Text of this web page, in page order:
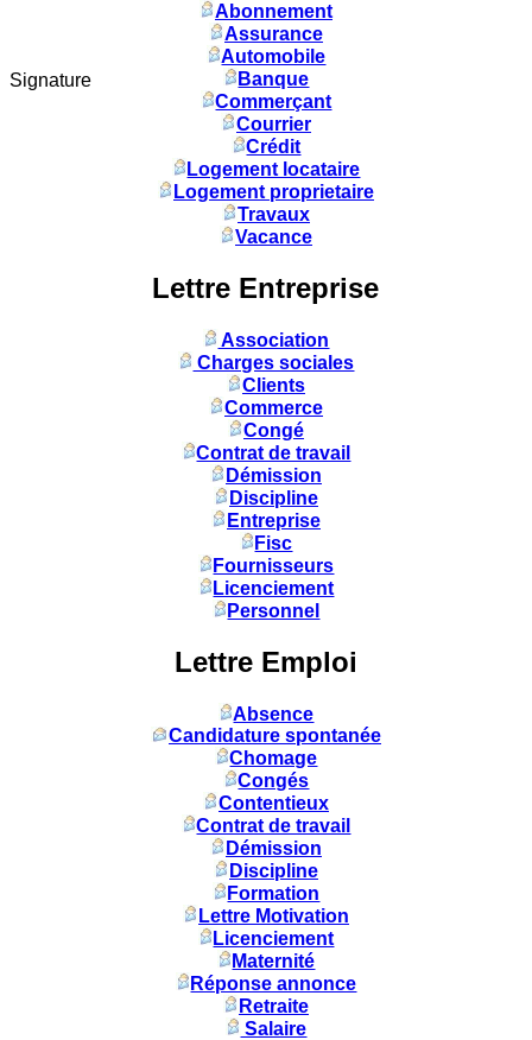
Signature
Abonnement
Assurance
Automobile
Banque
Commerçant
Courrier
Crédit
Logement locataire
Logement proprietaire
Travaux
Vacance
Lettre Entreprise
Association
Charges sociales
Clients
Commerce
Congé
Contrat de travail
Démission
Discipline
Entreprise
Fisc
Fournisseurs
Licenciement
Personnel
Lettre Emploi
Absence
Candidature spontanée
Chomage
Congés
Contentieux
Contrat de travail
Démission
Discipline
Formation
Lettre Motivation
Licenciement
Maternité
Réponse annonce
Retraite
Salaire